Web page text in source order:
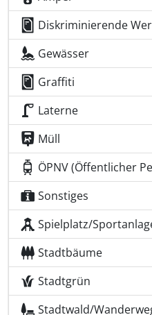
Diskriminierende
Gewässer
Graffiti
Laterne
Müll
ÖPNV (Öffentlicher
Sonstiges
Spielplatz/
Stadtbäume
Stadtgrün
Stadtwald/